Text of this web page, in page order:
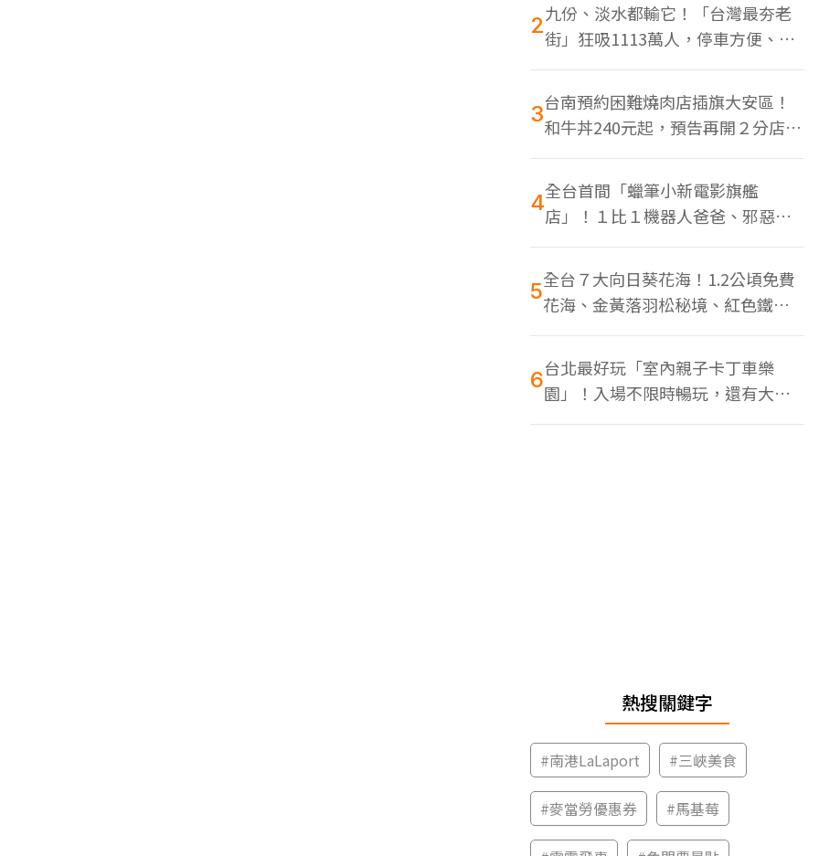
2九份、淡水都輸它！「台灣最夯老
街」狂吸1113萬人，停車方便、特
色美食多
3台南預約困難燒肉店插旗大安區！
和牛丼240元起，預告再開２分店、
地點曝光
4全台首間「蠟筆小新電影旗艦
店」！１比１機器人爸爸、邪惡正
男，百款周邊買翻
5全台７大向日葵花海！1.2公頃免費
花海、金黃落羽松秘境、紅色鐵橋
同框
6台北最好玩「室內親子卡丁車樂
園」！入場不限時暢玩，還有大螢
幕Switch遊戲區
熱搜關鍵字
#南港LaLaport #三峽美食
#麥當勞優惠券 #馬基莓